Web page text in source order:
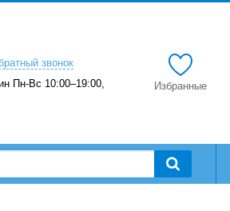
звонок
Пн-Вс 10:00–19:00,
Избранные